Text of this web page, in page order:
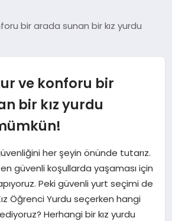
bir arada sunan bir kız yurdu
ve konforu bir
bir kız yurdu
her şeyin önünde tutarız.
güvenli koşullarda yaşaması için
Peki güvenli yurt seçimi de
Öğrenci Yurdu seçerken hangi
Herhangi bir kız yurdu